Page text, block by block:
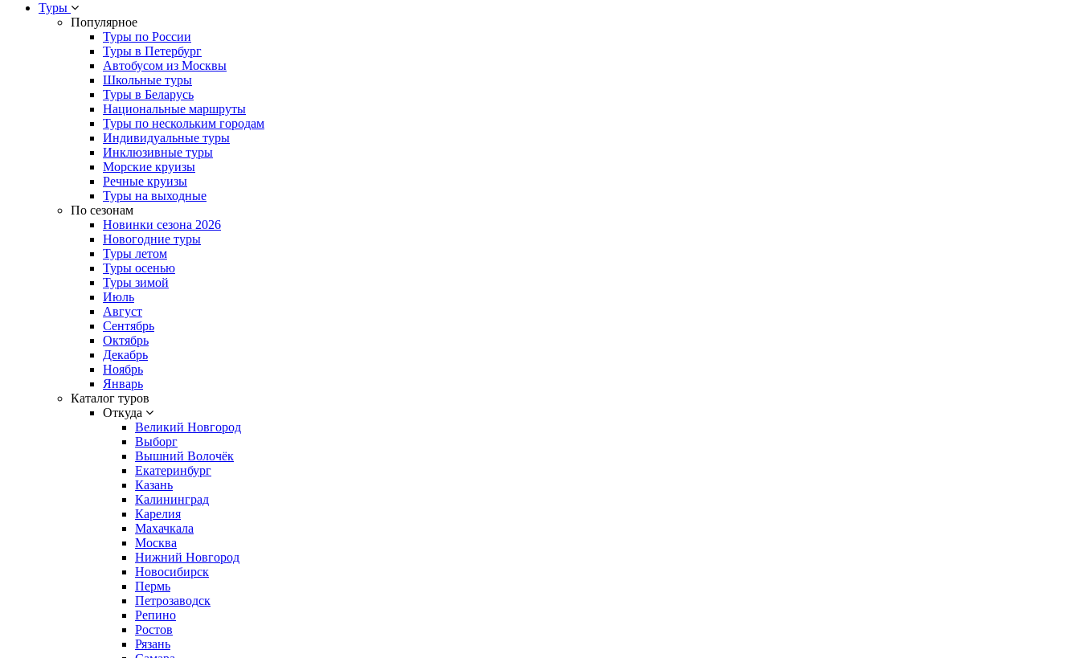
Туры
Популярное
Туры по России
Туры в Петербург
Автобусом из Москвы
Школьные туры
Туры в Беларусь
Национальные маршруты
Туры по нескольким городам
Индивидуальные туры
Инклюзивные туры
Морские круизы
Речные круизы
Туры на выходные
По сезонам
Новинки сезона 2026
Новогодние туры
Туры летом
Туры осенью
Туры зимой
Июль
Август
Сентябрь
Октябрь
Декабрь
Ноябрь
Январь
Каталог туров
Откуда
Великий Новгород
Выборг
Вышний Волочёк
Екатеринбург
Казань
Калининград
Карелия
Махачкала
Москва
Нижний Новгород
Новосибирск
Пермь
Петрозаводск
Репино
Ростов
Рязань